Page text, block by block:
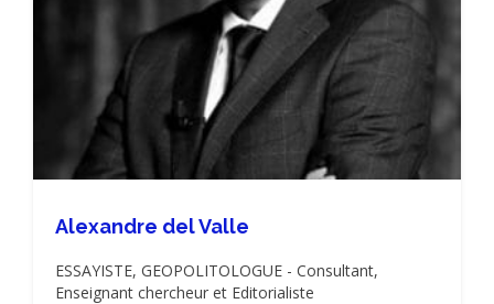
Alexandre del Valle
ESSAYISTE, GEOPOLITOLOGUE - Consultant,
Enseignant chercheur et Editorialiste